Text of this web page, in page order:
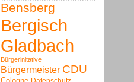
Bensberg
Bergisch
Gladbach
Bürgerinitative
Bürgermeister CDU